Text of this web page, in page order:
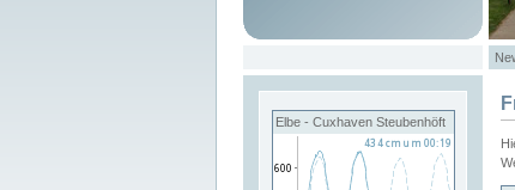
Elbe - Cuxhaven Steubenhöft